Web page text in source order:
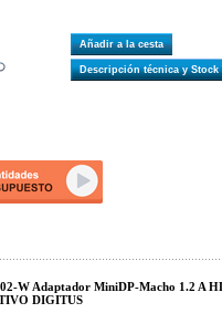
Añadir a la cesta
Descripción técnica y
W Adaptador MiniDP-Macho 1.2 A
DIGITUS